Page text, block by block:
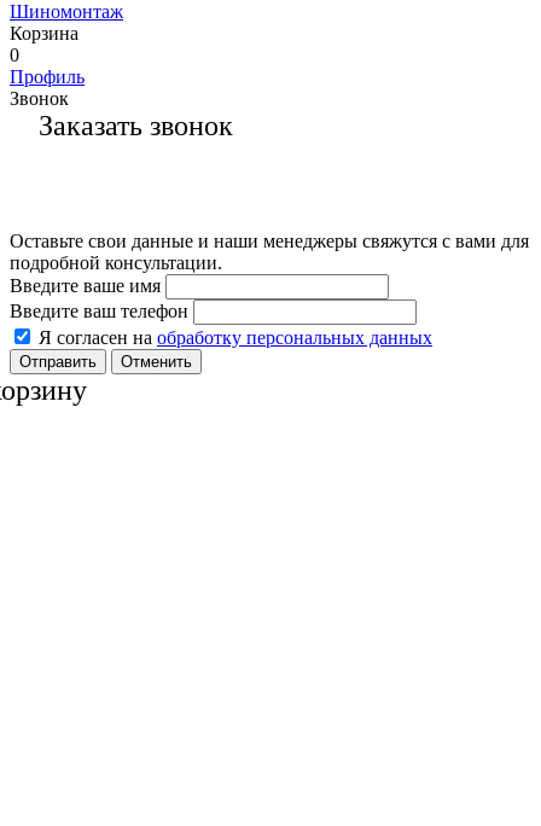
Шиномонтаж
Корзина
0
Профиль
Звонок
Заказать звонок
Оставьте свои данные и наши менеджеры свяжутся с вами для
подробной консультации.
Введите ваше имя
Введите ваш телефон
Я согласен на обработку персональных данных
Отменить